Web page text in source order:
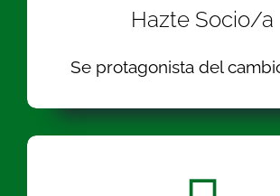
Hazte Socio/a
Se protagonista del